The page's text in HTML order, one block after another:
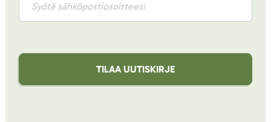
TILAA UUTISKIRJE